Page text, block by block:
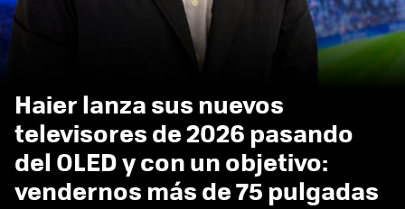
Haier lanza sus nuevos
televisores de 2026 pasando
del OLED y con un objetivo:
vendernos más de 75 pulgadas